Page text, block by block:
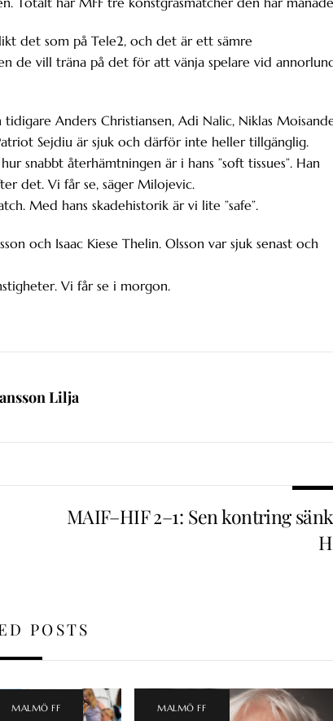
det som på Tele2, och det är ett sämre
de vill träna på det för att vänja spelare vid
Anders Christiansen, Adi Nalic, Niklas
Sejdiu är sjuk och därför inte heller tillgänglig.
snabbt återhämtningen är i hans ”soft tissues”. Han
det. Vi får se, säger Milojevic.
Med hans skadehistorik är vi lite ”safe”.
och Isaac Kiese Thelin. Olsson var sjuk senast och
Vi får se i morgon.
Lilja
MAIF–HIF 2–1: Sen kontring
POSTS
MALMÖ FF MALMÖ FF